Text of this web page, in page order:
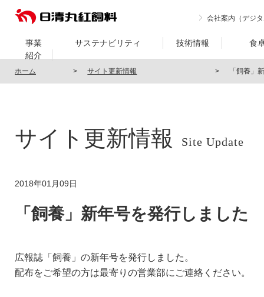
事業
紹介
サステナビリティ 技術情報 食
会社案内（デジ
ホーム サイト更新情報 「飼養」
サイト更新情報 Site Update
2018年01月09日
「飼養」新年号を発行しました
広報誌「飼養」の新年号を発行しました。
配布をご希望の方は最寄りの営業部にご連絡ください。